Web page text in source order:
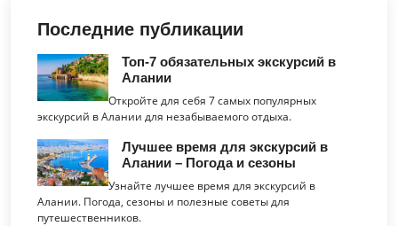
Последние публикации
Топ-7 обязательных экскурсий в
Алании
Откройте для себя 7 самых популярных
экскурсий в Алании для незабываемого отдыха.
Лучшее время для экскурсий в
Алании – Погода и сезоны
Узнайте лучшее время для экскурсий в
Алании. Погода, сезоны и полезные советы для
путешественников.